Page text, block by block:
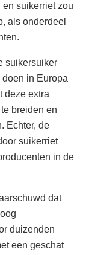
suikerriet zou
als onderdeel
suikersuiker
in Europa
deze extra
breiden en
Echter, de
suikerriet
in de
dat
duizenden
een geschat